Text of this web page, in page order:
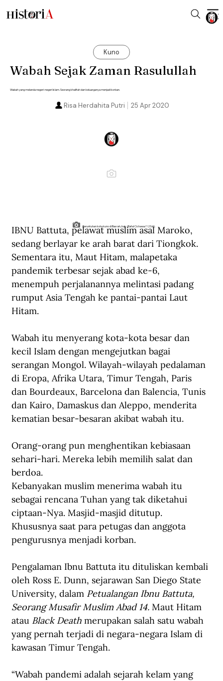
Kuno
Wabah Sejak Zaman Rasulullah
Wabah yang melanda negeri-negeri Islam. Seorang khalifah dan keluarganya menjadi korban.
25 Apr 2020
Risa Herdahita Putri
Reruntuhan kota kuno di Basrah, Irak. (Rafal Cichawa/123.rf).
IBNU Battuta, pelawat muslim asal Maroko,
sedang berlayar ke arah barat dari Tiongkok.
Sementara itu, Maut Hitam, malapetaka
pandemik terbesar sejak abad ke-6,
menempuh perjalanannya melintasi padang
rumput Asia Tengah ke pantai-pantai Laut
Hitam.
Wabah itu menyerang kota-kota besar dan
kecil Islam dengan mengejutkan bagai
serangan Mongol. Wilayah-wilayah pedalaman
di Eropa, Afrika Utara, Timur Tengah, Paris
dan Bourdeaux, Barcelona dan Balencia, Tunis
dan Kairo, Damaskus dan Aleppo, menderita
kematian besar-besaran akibat wabah itu.
Orang-orang pun menghentikan kebiasaan
sehari-hari. Mereka lebih memilih salat dan
berdoa.
Kebanyakan muslim menerima wabah itu
sebagai rencana Tuhan yang tak diketahui
ciptaan-Nya. Masjid-masjid ditutup.
Khususnya saat para petugas dan anggota
pengurusnya menjadi korban.
Pengalaman Ibnu Battuta itu dituliskan kembali
oleh Ross E. Dunn, sejarawan San Diego State
University, dalam Petualangan Ibnu Battuta,
Seorang Musafir Muslim Abad 14. Maut Hitam
atau Black Death merupakan salah satu wabah
yang pernah terjadi di negara-negara Islam di
kawasan Timur Tengah.
“Wabah pandemi adalah sejarah kelam yang